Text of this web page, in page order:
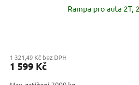
Rampa pro auta 2T,
1 321,49 Kč bez DPH
1 599 Kč